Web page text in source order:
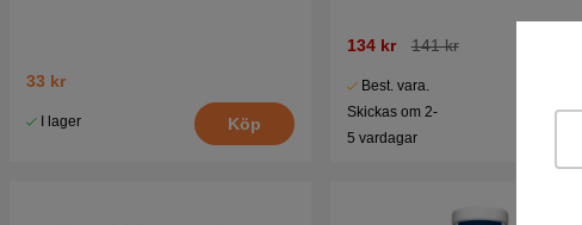
33 kr
I lager Köp
134 kr 141 kr
Best. vara.
Skickas om 2-
5 vardagar